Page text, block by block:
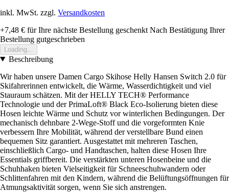
inkl. MwSt. zzgl. Versandkosten
+7,48 € für Ihre nächste Bestellung geschenkt Nach Bestätigung Ihrer
Bestellung gutgeschrieben
Loading...
Beschreibung
Wir haben unsere Damen Cargo Skihose Helly Hansen Switch 2.0 für
Skifahrerinnen entwickelt, die Wärme, Wasserdichtigkeit und viel
Stauraum schätzen. Mit der HELLY TECH® Performance
Technologie und der PrimaLoft® Black Eco-Isolierung bieten diese
Hosen leichte Wärme und Schutz vor winterlichen Bedingungen. Der
mechanisch dehnbare 2-Wege-Stoff und die vorgeformten Knie
verbessern Ihre Mobilität, während der verstellbare Bund einen
bequemen Sitz garantiert. Ausgestattet mit mehreren Taschen,
einschließlich Cargo- und Handtaschen, halten diese Hosen Ihre
Essentials griffbereit. Die verstärkten unteren Hosenbeine und die
Schuhhaken bieten Vielseitigkeit für Schneeschuhwandern oder
Schlittenfahren mit den Kindern, während die Belüftungsöffnungen für
Atmungsaktivität sorgen, wenn Sie sich anstrengen.